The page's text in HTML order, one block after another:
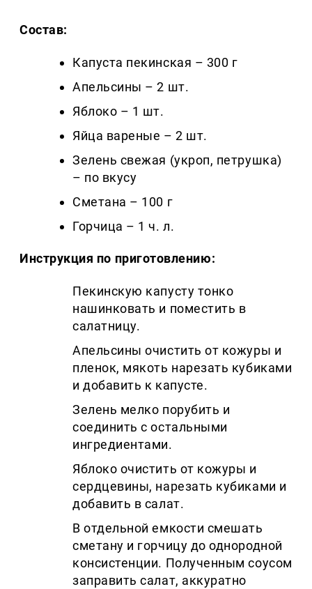
Состав:
Капуста пекинская – 300 г
Апельсины – 2 шт.
Яблоко – 1 шт.
Яйца вареные – 2 шт.
Зелень свежая (укроп, петрушка)
– по вкусу
Сметана – 100 г
Горчица – 1 ч. л.
Инструкция по приготовлению:
Пекинскую капусту тонко
нашинковать и поместить в
салатницу.
Апельсины очистить от кожуры и
пленок, мякоть нарезать кубиками
и добавить к капусте.
Зелень мелко порубить и
соединить с остальными
ингредиентами.
Яблоко очистить от кожуры и
сердцевины, нарезать кубиками и
добавить в салат.
В отдельной емкости смешать
сметану и горчицу до однородной
консистенции. Полученным соусом
заправить салат, аккуратно